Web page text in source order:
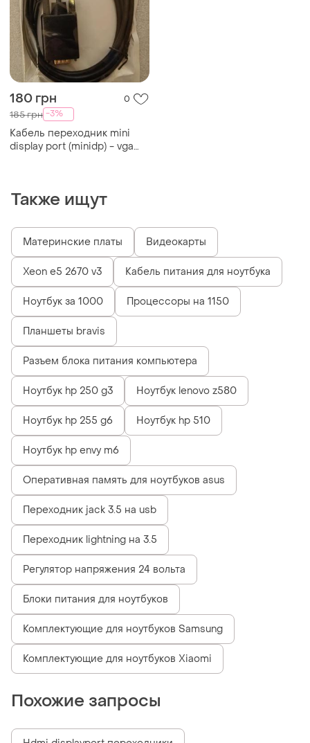
180 грн 0
185 грн -3%
Кабель переходник mini
display port (minidp) - vga
Также ищут
Материнские платы Видеокарты
Xeon e5 2670 v3 Кабель питания для ноутбука
Ноутбук за 1000 Процессоры на 1150
Планшеты bravis
Разъем блока питания компьютера
Ноутбук hp 250 g3 Ноутбук lenovo z580
Ноутбук hp 255 g6 Ноутбук hp 510
Ноутбук hp envy m6
Оперативная память для ноутбуков asus
Переходник jack 3.5 на usb
Переходник lightning на 3.5
Регулятор напряжения 24 вольта
Блоки питания для ноутбуков
Комплектующие для ноутбуков Samsung
Комплектующие для ноутбуков Xiaomi
Похожие запросы